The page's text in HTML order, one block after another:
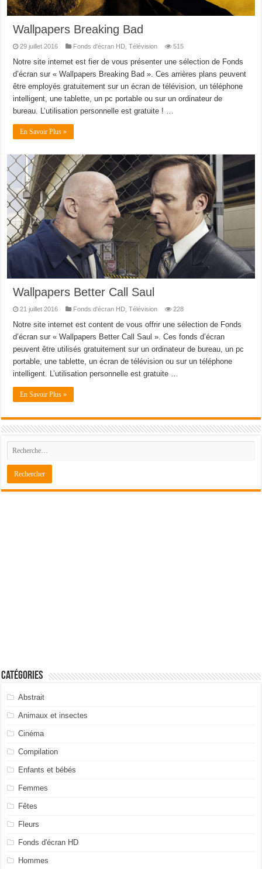
Wallpapers Breaking Bad
29 juillet 2016 Fonds d'écran HD ,Télévision 515
Notre site internet est fier de vous présenter une sélection de Fonds
d’écran sur « Wallpapers Breaking Bad ». Ces arrières plans peuvent
être employés gratuitement sur un écran de télévision, un téléphone
intelligent, une tablette, un pc portable ou sur un ordinateur de
bureau. L’utilisation personnelle est gratuite ! …
En Savoir Plus »
Wallpapers Better Call Saul
21 juillet 2016 Fonds d'écran HD ,Télévision 228
Notre site internet est content de vous offrir une sélection de Fonds
d’écran sur « Wallpapers Better Call Saul ». Ces fonds d’écran
peuvent être utilisés gratuitement sur un ordinateur de bureau, un pc
portable, une tablette, un écran de télévision ou sur un téléphone
intelligent. L’utilisation personnelle est gratuite …
En Savoir Plus »
Catégories
Abstrait
Animaux et insectes
Cinéma
Compilation
Enfants et bébés
Femmes
Fêtes
Fleurs
Fonds d'écran HD
Hommes